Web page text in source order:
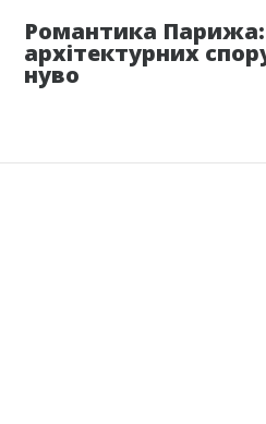
Романтика
архітектурних
нуво